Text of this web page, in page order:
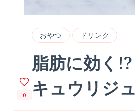
おやつ ドリンク
脂肪に効く
キュウリジ
0